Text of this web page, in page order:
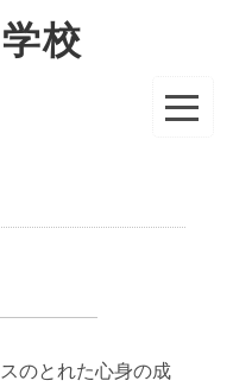
校
のとれた心身の成